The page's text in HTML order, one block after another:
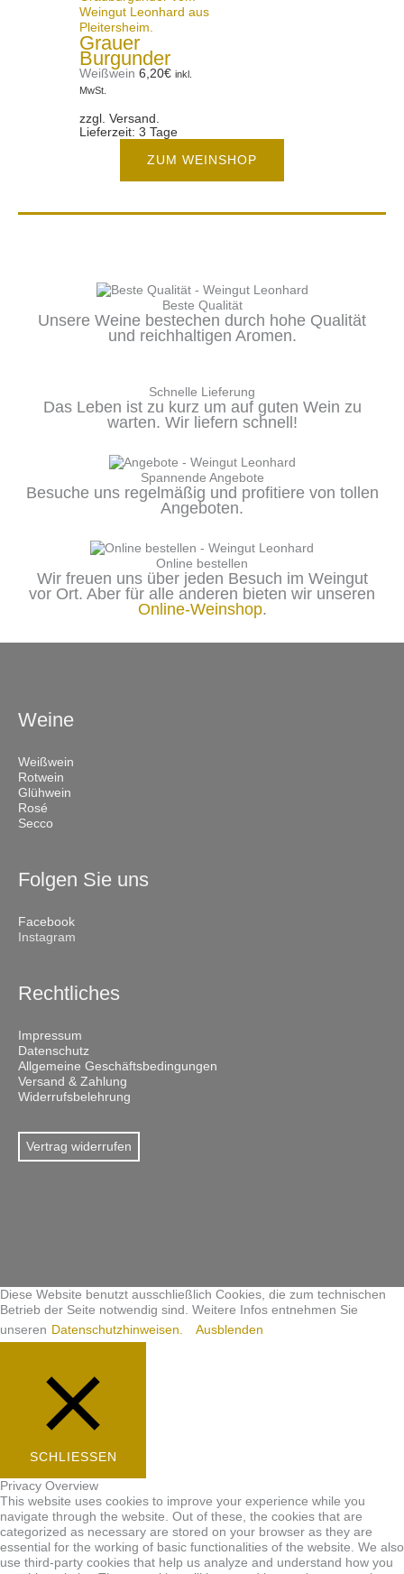
Grauer
Burgunder
Weißwein6,20€ inkl.
MwSt.
zzgl. Versand.
Lieferzeit: 3 Tage
ZUM WEINSHOP
Beste Qualität
Unsere Weine bestechen durch hohe Qualität
und reichhaltigen Aromen.
Schnelle Lieferung
Das Leben ist zu kurz um auf guten Wein zu
warten. Wir liefern schnell!
Spannende Angebote
Besuche uns regelmäßig und profitiere von tollen
Angeboten.
Online bestellen
Wir freuen uns über jeden Besuch im Weingut
vor Ort. Aber für alle anderen bieten wir unseren
Online-Weinshop.
Weine
Weißwein
Rotwein
Glühwein
Rosé
Secco
Folgen Sie uns
Facebook
Instagram
Rechtliches
Impressum
Datenschutz
Allgemeine Geschäftsbedingungen
Versand & Zahlung
Widerrufsbelehrung
Vertrag widerrufen
Diese Website benutzt ausschließlich Cookies, die zum technischen
Betrieb der Seite notwendig sind. Weitere Infos entnehmen Sie
unseren Datenschutzhinweisen. Ausblenden
SCHLIESSEN
Privacy Overview
This website uses cookies to improve your experience while you
navigate through the website. Out of these, the cookies that are
categorized as necessary are stored on your browser as they are
essential for the working of basic functionalities of the website. We also
use third-party cookies that help us analyze and understand how you